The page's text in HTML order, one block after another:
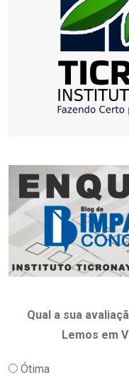
Qual a sua
Lemos em
Ótima